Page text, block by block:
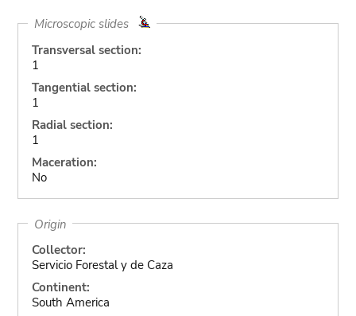
Microscopic slides
Transversal section:
1
Tangential section:
1
Radial section:
1
Maceration:
No
Origin
Collector:
Servicio Forestal y de Caza
Continent:
South America